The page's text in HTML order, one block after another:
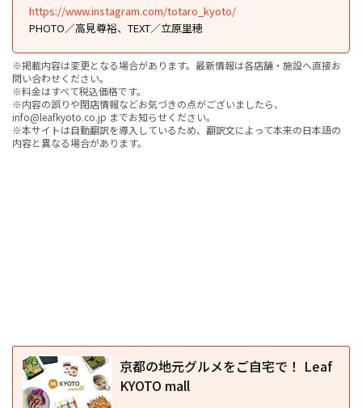
https://www.instagram.com/totaro_kyoto/
PHOTO／高見尊裕、TEXT／立原里穂
※掲載内容は変更となる場合があります。最新情報は各店舗・施設へ直接お
問い合わせください。
※料金はすべて税込価格です。
※内容の誤りや閉店情報などお気づきの点がございましたら、
info@leafkyoto.co.jp までお知らせください。
※本サイトは自動翻訳を導入しているため、翻訳文によって本来の日本語の
内容と異なる場合があります。
京都の地元グルメをご自宅で！ Leaf
KYOTO mall